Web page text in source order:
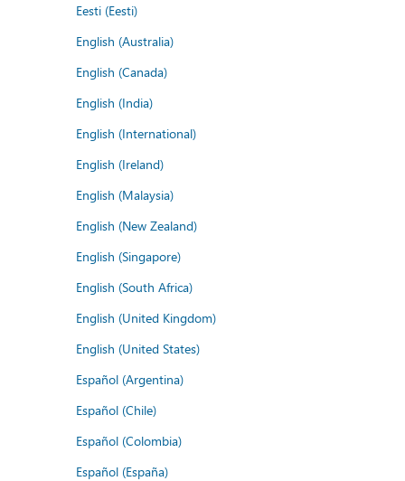
Eesti (Eesti)
English (Australia)
English (Canada)
English (India)
English (International)
English (Ireland)
English (Malaysia)
English (New Zealand)
English (Singapore)
English (South Africa)
English (United Kingdom)
English (United States)
Español (Argentina)
Español (Chile)
Español (Colombia)
Español (España)